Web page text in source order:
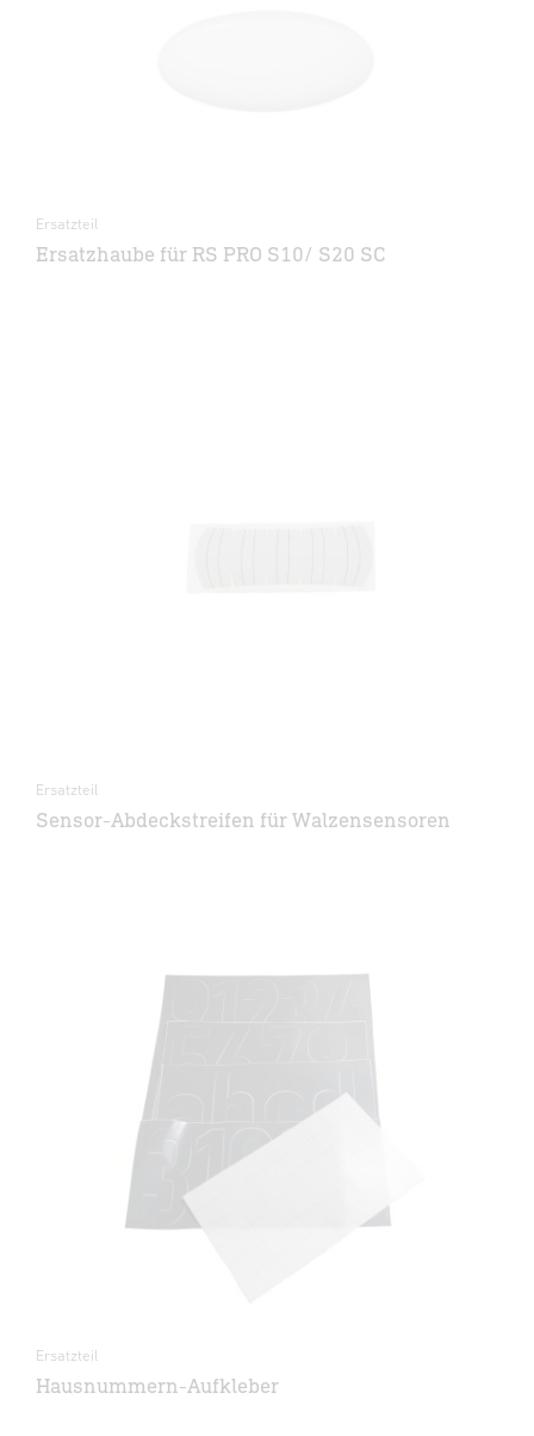
Ersatzteil
Ersatzhaube für RS PRO S10/ S20 SC
Ersatzteil
Sensor-Abdeckstreifen für Walzensensoren
Ersatzteil
Hausnummern-Aufkleber